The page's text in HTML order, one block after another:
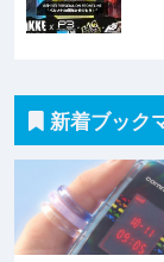
新着ブック